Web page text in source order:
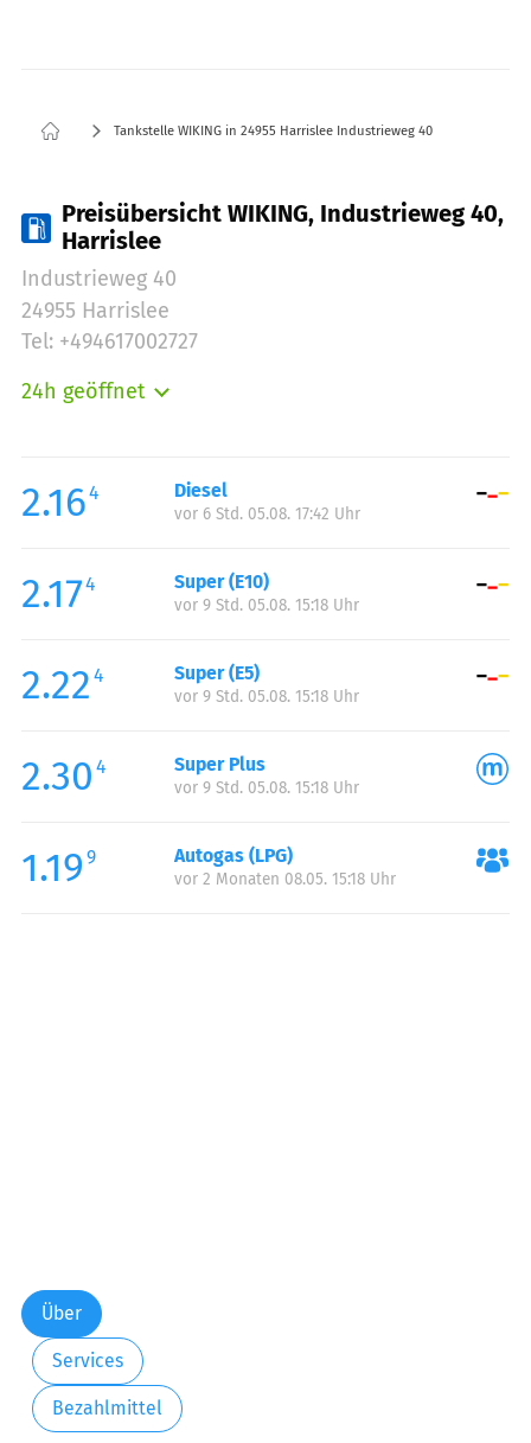
Tankstelle WIKING in 24955 Harrislee Industrieweg 40
Preisübersicht WIKING, Industrieweg 40,
Harrislee
Industrieweg 40
24955 Harrislee
Tel: +494617002727
24h geöffnet
Mittwoch:
00:00-23:59
Donnerstag:
Samstag:
00:00-23:59
Sonntag:
2.164 Diesel
vor 6 Std. 05.08. 17:42 Uhr
2.174 Super (E10)
vor 9 Std. 05.08. 15:18 Uhr
2.22 4 Super (E5)
vor 9 Std. 05.08. 15:18 Uhr
2.30 4 Super Plus
vor 9 Std. 05.08. 15:18 Uhr
1.19 9 Autogas (LPG)
vor 2 Monaten 08.05. 15:18 Uhr
Über
Services
Bezahlmittel